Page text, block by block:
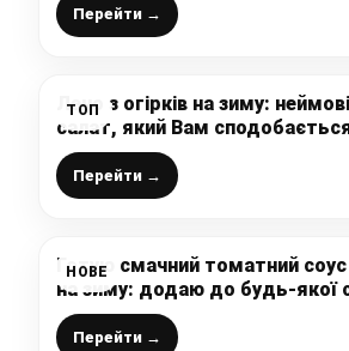
Перейти →
ТОП
Лечо з огірків на зиму:
салат, який Вам
Перейти →
НОВЕ
Готую смачний томатний
на зиму: додаю до будь-якої
навіть діти – це дуже смачно
це не аджика)
Перейти →